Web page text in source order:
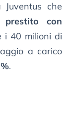
che
prestito con
i 40 milioni di
a carico
.